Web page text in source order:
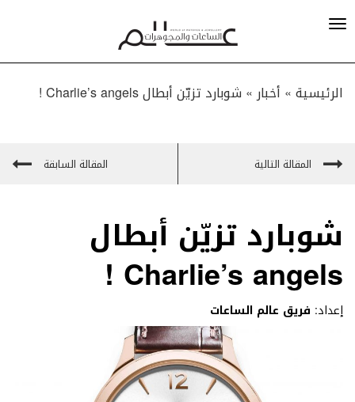
الرئيسية » أخبار» شوبارد تزيّن أبطال Charlie’s angels !
المقالة التالية المقالة السابقة
شوبارد تزيّن أبطال
Charlie’s angels !
إعداد: فريق عالم الساعات